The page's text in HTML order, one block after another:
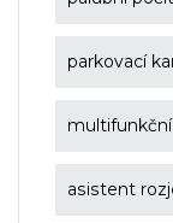
parkovací
asistent